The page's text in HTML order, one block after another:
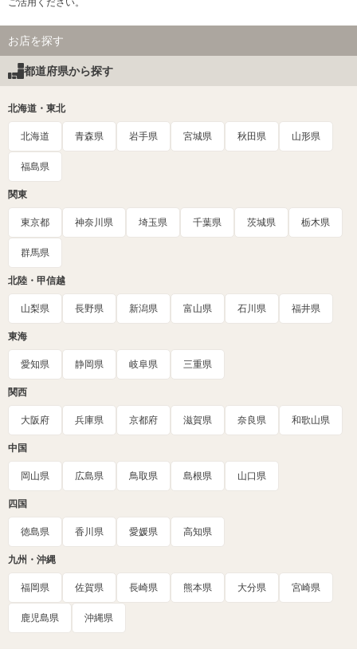
お店を探す
都道府県から探す
北海道・東北
北海道 青森県 岩手県 宮城県 秋田県 山形県
福島県
関東
東京都 神奈川県 埼玉県 千葉県 茨城県 栃木県
群馬県
北陸・甲信越
山梨県 長野県 新潟県 富山県 石川県 福井県
東海
愛知県 静岡県 岐阜県 三重県
関西
大阪府 兵庫県 京都府 滋賀県 奈良県 和歌山県
中国
岡山県 広島県 鳥取県 島根県 山口県
四国
徳島県 香川県 愛媛県 高知県
九州・沖縄
福岡県 佐賀県 長崎県 熊本県 大分県 宮崎県
鹿児島県 沖縄県